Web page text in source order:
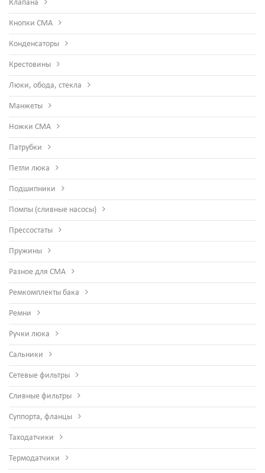
Клапана
Кнопки СМА
Конденсаторы
Крестовины
Люки, обода, стекла
Манжеты
Ножки СМА
Патрубки
Петли люка
Подшипники
Помпы (сливные насосы)
Прессостаты
Пружины
Разное для СМА
Ремкомплекты бака
Ремни
Ручки люка
Сальники
Сетевые фильтры
Сливные фильтры
Суппорта, фланцы
Таходатчики
Термодатчики